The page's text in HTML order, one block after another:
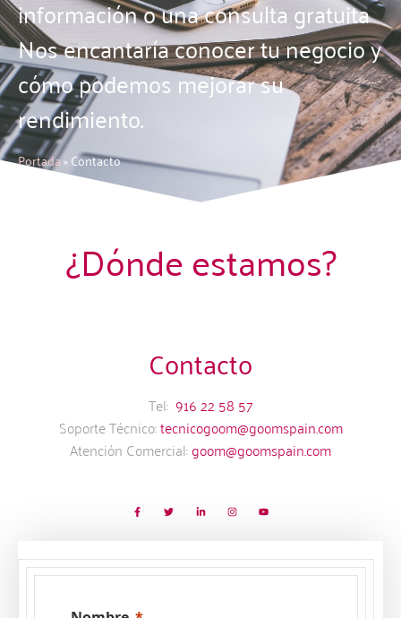
información o una consulta gratuita
Nos encantaría conocer tu negocio y
cómo podemos mejorar su
rendimiento.
Portada»Contacto
¿Dónde estamos?
Contacto
Tel: 916 22 58 57
Soporte Técnico:tecnicogoom@goomspain.com
Atención Comercial:goom@goomspain.com